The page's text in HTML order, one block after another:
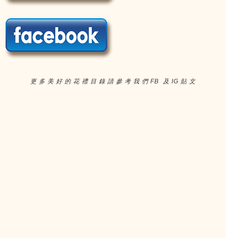
更 多 美 好 的 花 禮 目 錄 請 參 考 我 們 FB 及 IG 貼 文